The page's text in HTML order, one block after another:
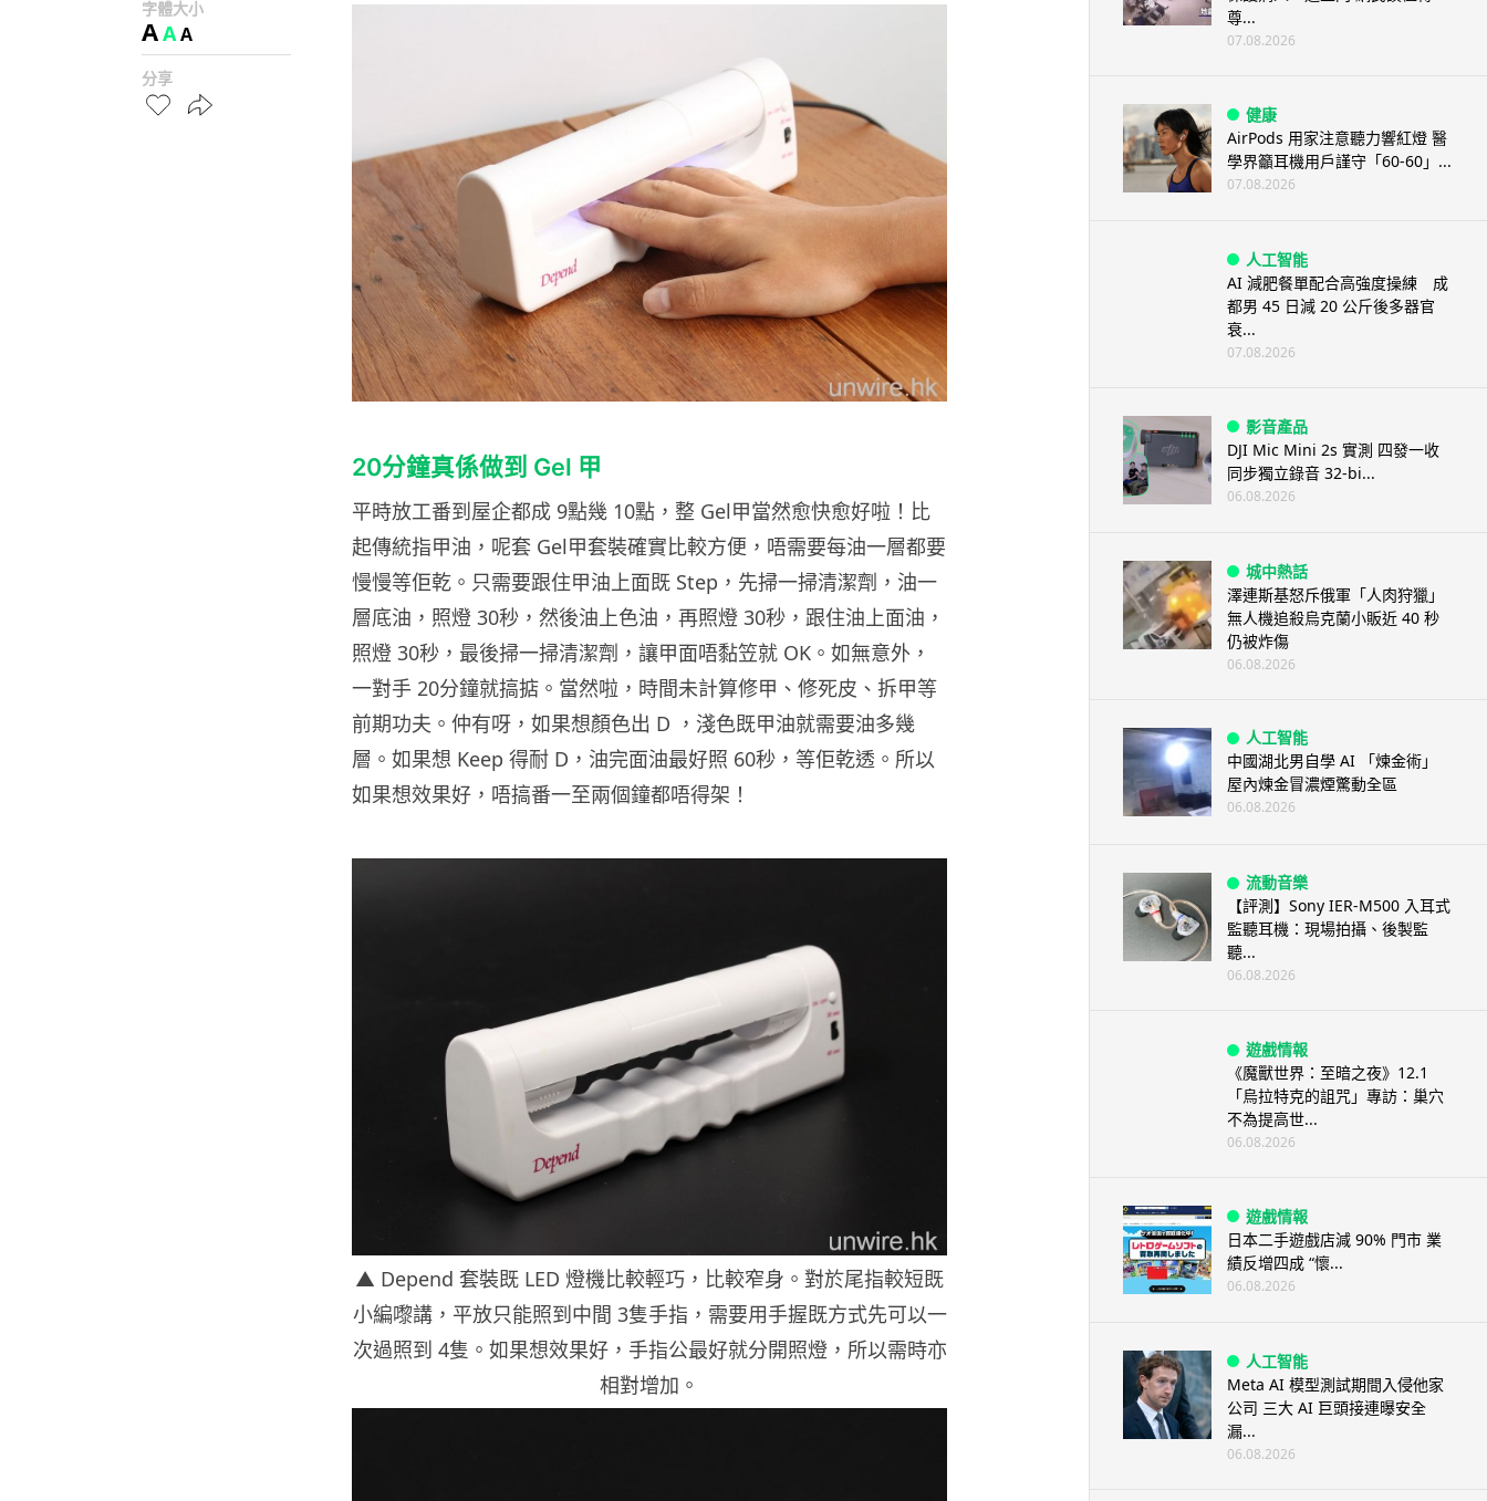
字體大小
AAA
分享
20分鐘真係做到 Gel 甲
平時放工番到屋企都成 9點幾 10點，整 Gel甲當然愈快愈好啦！比
起傳統指甲油，呢套 Gel甲套裝確實比較方便，唔需要每油一層都要
慢慢等佢乾。只需要跟住甲油上面既 Step，先掃一掃清潔劑，油一
層底油，照燈 30秒，然後油上色油，再照燈 30秒，跟住油上面油，
照燈 30秒，最後掃一掃清潔劑，讓甲面唔黏笠就 OK。如無意外，
一對手 20分鐘就搞掂。當然啦，時間未計算修甲、修死皮、拆甲等
前期功夫。仲有呀，如果想顏色出 D ，淺色既甲油就需要油多幾
層。如果想 Keep 得耐 D，油完面油最好照 60秒，等佢乾透。所以
如果想效果好，唔搞番一至兩個鐘都唔得架！
▲ Depend 套裝既 LED 燈機比較輕巧，比較窄身。對於尾指較短既
小編嚟講，平放只能照到中間 3隻手指，需要用手握既方式先可以一
次過照到 4隻。如果想效果好，手指公最好就分開照燈，所以需時亦
相對增加。
尊...
07.08.2026
健康
AirPods 用家注意聽力響紅燈 醫
學界籲耳機用戶謹守「60-60」...
07.08.2026
人工智能
AI 減肥餐單配合高強度操練 成
都男 45 日減 20 公斤後多器官
衰...
07.08.2026
影音產品
DJI Mic Mini 2s 實測 四發一收
同步獨立錄音 32-bi...
06.08.2026
城中熱話
澤連斯基怒斥俄軍「人肉狩獵」
無人機追殺烏克蘭小販近 40 秒
仍被炸傷
06.08.2026
人工智能
中國湖北男自學 AI 「煉金術」
屋內煉金冒濃煙驚動全區
06.08.2026
流動音樂
【評測】Sony IER-M500 入耳式
監聽耳機：現場拍攝、後製監
聽...
06.08.2026
遊戲情報
《魔獸世界：至暗之夜》12.1
「烏拉特克的詛咒」專訪：巢穴
不為提高世...
06.08.2026
遊戲情報
日本二手遊戲店減 90% 門市 業
績反增四成 “懷...
06.08.2026
人工智能
Meta AI 模型測試期間入侵他家
公司 三大 AI 巨頭接連曝安全
漏...
06.08.2026